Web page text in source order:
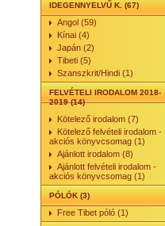
IDEGENNYELVŰ K. (67)
Angol (59)
Kínai (4)
Japán (2)
Tibeti (5)
Szanszkrit/Hindi (1)
FELVÉTELI IRODALOM 2018-
2019 (14)
Kötelező irodalom (7)
Kötelező felvételi irodalom -
akciós könyvcsomag (1)
Ajánlott irodalom (8)
Ajánlott felvételi irodalom -
akciós könyvcsomag (1)
PÓLÓK (3)
Free Tibet póló (1)